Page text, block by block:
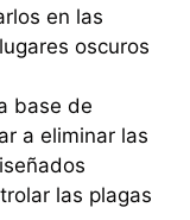
en las
oscuros
base de
a eliminar las
las plagas